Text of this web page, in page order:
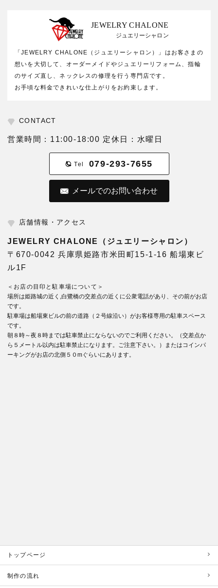
JEWELRY CHALONE
ジュエリーシャロン
「JEWELRY CHALONE（ジュエリーシャロン）」はお客さまの
想いを大切して、オーダーメイドやジュエリーリフォーム、指輪
のサイズ直し、ネックレスの修理を行う専門店です。
お手頃な料金できれいな仕上がりをお約束します。
CONTACT
営業時間：11:00-18:00 定休日：水曜日
Tel 079-293-7655
メールでのお問い合わせ
店舗情報・アクセス
JEWELRY CHALONE（ジュエリーシャロン）
〒670-0042 兵庫県姫路市米田町15-1-16 船場東ビ
ル1F
＜お店の目印と駐車場について＞
場所は姫路城の近く,白鷺橋の交差点の近くに公衆電話があり、その前がお店
です。
駐車場は船場東ビルの前の道路（２号線沿い）がお客様専用の駐車スペース
です。
朝８時～夜８時までは駐車禁止にならないのでご利用ください。（交差点か
ら５メートル以内は駐車禁止になります。ご注意下さい。）またはコインパ
ーキングがお店の北側５０mぐらいにあります。
トップページ
制作の流れ